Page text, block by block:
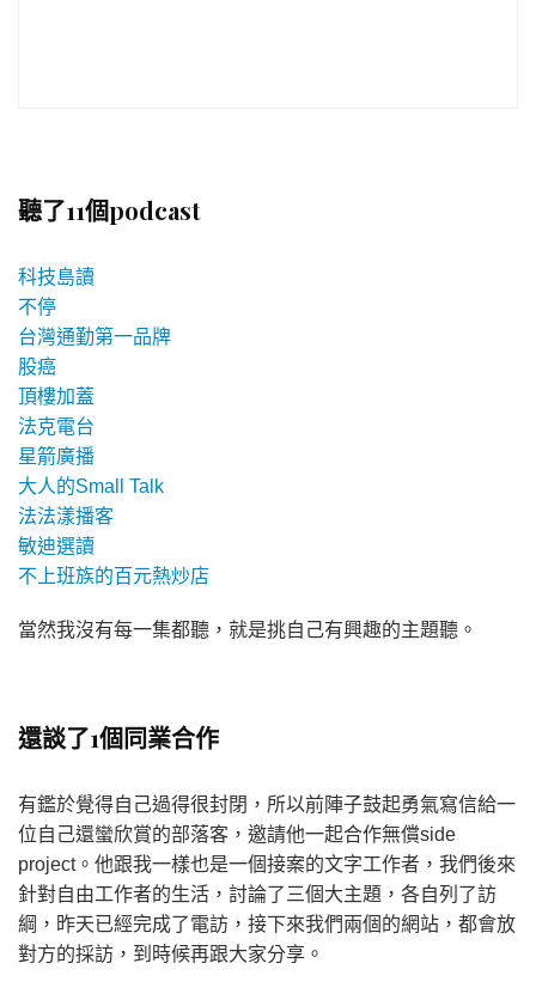
聽了11個podcast
科技島讀
不停
台灣通勤第一品牌
股癌
頂樓加蓋
法克電台
星箭廣播
大人的Small Talk
法法漾播客
敏迪選讀
不上班族的百元熱炒店
當然我沒有每一集都聽，就是挑自己有興趣的主題聽。
還談了1個同業合作
有鑑於覺得自己過得很封閉，所以前陣子鼓起勇氣寫信給一
位自己還蠻欣賞的部落客，邀請他一起合作無償side
project。他跟我一樣也是一個接案的文字工作者，我們後來
針對自由工作者的生活，討論了三個大主題，各自列了訪
綱，昨天已經完成了電訪，接下來我們兩個的網站，都會放
對方的採訪，到時候再跟大家分享。